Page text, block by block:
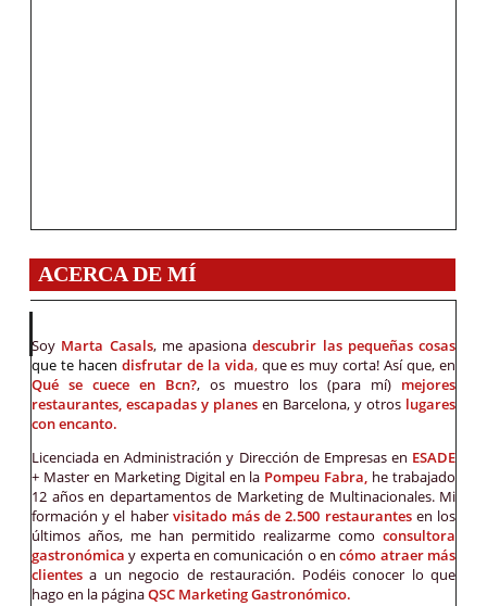
ACERCA DE MÍ
Soy Marta Casals, me apasionadescubrir las pequeñas cosas
que te hacen disfrutar de la vida,que es muy corta! Así que, en
Qué se cuece en Bcn?, os muestro los (para mí) mejores
restaurantes, escapadas y planes en Barcelona, y otros lugares
con encanto.
Licenciada en Administración y Dirección de Empresas en ESADE
+ Master en Marketing Digital en la Pompeu Fabra, he trabajado
12 años en departamentos de Marketing de Multinacionales. Mi
formación y el haber visitado más de 2.500 restaurantes en los
últimos años, me han permitido realizarme como consultora
gastronómicay experta en comunicación o encómo atraer más
clientes a un negocio de restauración. Podéis conocer lo que
hago en la páginaQSC Marketing Gastronómico.